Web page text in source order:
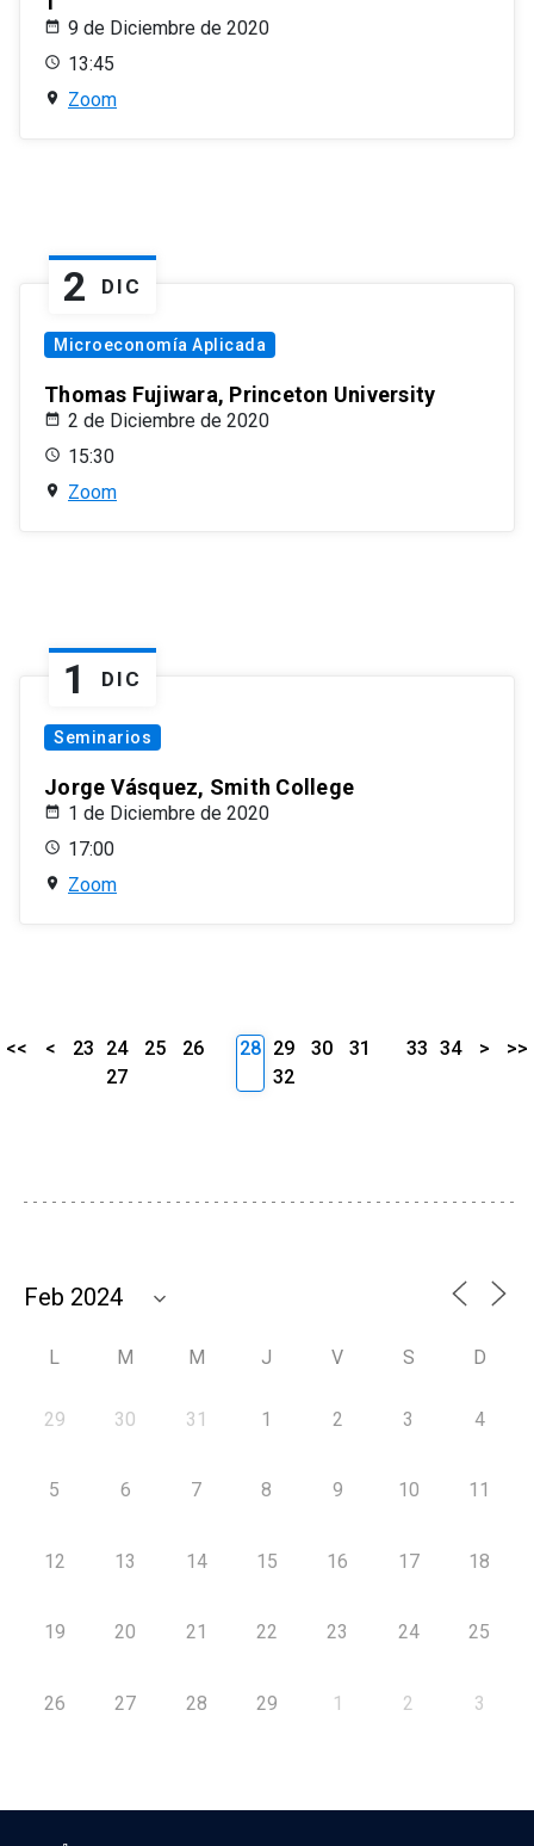
9 de Diciembre de 2020
13:45
Zoom
2 DIC
Microeconomía Aplicada
Thomas Fujiwara, Princeton University
2 de Diciembre de 2020
15:30
Zoom
1 DIC
Seminarios
Jorge Vásquez, Smith College
1 de Diciembre de 2020
17:00
Zoom
<< < 23 24 25
26
27
28 29 30
31
32
33 34 > >>
L M M J V S D
29 30 31 1 2 3 4
5 6 7 8 9 10 11
12 13 14 15 16 17 18
19 20 21 22 23 24 25
26 27 28 29 1 2 3